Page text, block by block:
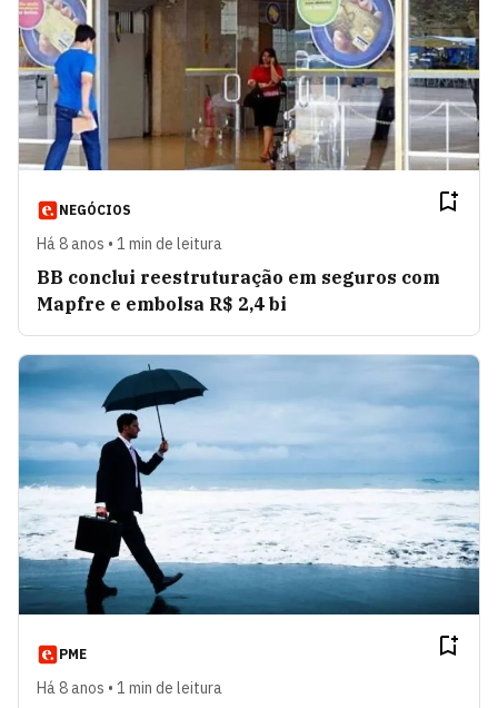
NEGÓCIOS
Há 8 anos • 1 min de leitura
BB conclui reestruturação em seguros com
Mapfre e embolsa R$ 2,4 bi
PME
Há 8 anos • 1 min de leitura